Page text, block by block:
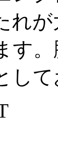
れ
す
し